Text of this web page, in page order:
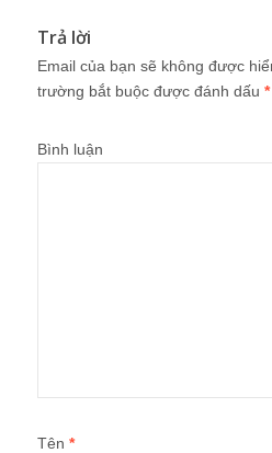
Trả lời
Email của bạn sẽ không được
trường bắt buộc được đánh dấu *
Bình luận
Tên *